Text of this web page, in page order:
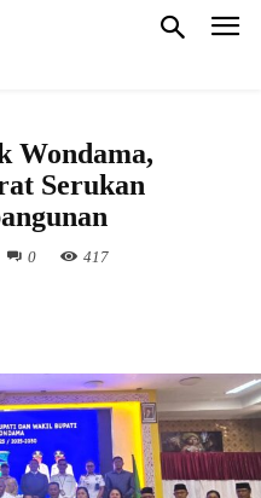
Wondama,
Serukan
0 417